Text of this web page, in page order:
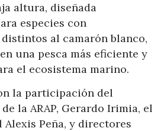
altura, diseñada
especies con
al camarón blanco,
una pesca más eficiente y
el ecosistema marino.
la participación del
la ARAP, Gerardo Irimia, el
Peña, y directores